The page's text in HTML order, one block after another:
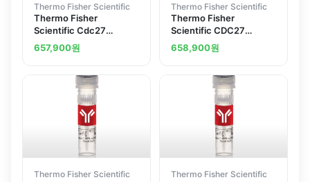
Thermo Fisher Scientific
Thermo Fisher
Scientific Cdc27
Polyclonal Antibody
657,900원
Thermo Fisher Scientific
Thermo Fisher
Scientific CDC27
Polyclonal Antibody
658,900원
Thermo Fisher Scientific Thermo Fisher Scientific